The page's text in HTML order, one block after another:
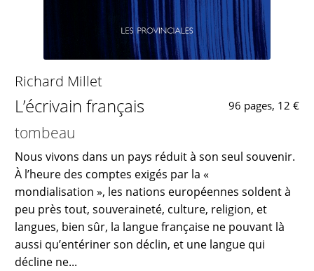
Richard Millet
L’écrivain français 96 pages, 12 €
tombeau
Nous vivons dans un pays réduit à son seul souvenir.
À l’heure des comptes exigés par la «
mondialisation », les nations européennes soldent à
peu près tout, souveraineté, culture, religion, et
langues, bien sûr, la langue française ne pouvant là
aussi qu’entériner son déclin, et une langue qui
décline ne...